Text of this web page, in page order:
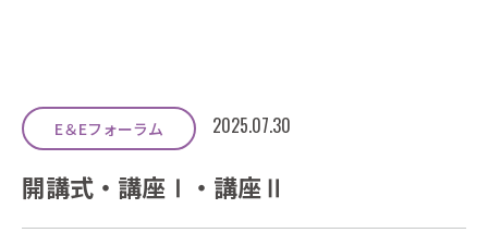
E＆Eフォーラム 2025.07.30
開講式・講座Ⅰ・講座Ⅱ